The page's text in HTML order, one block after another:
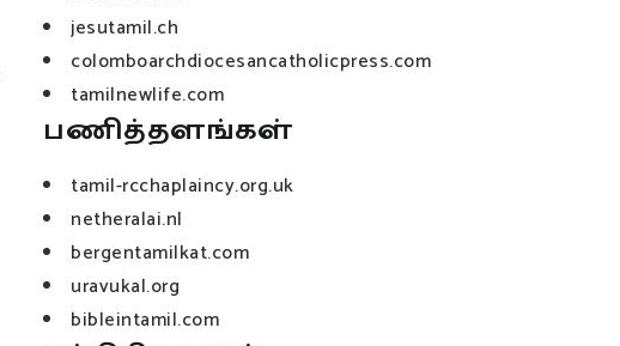
jesutamil.ch
colomboarchdiocesancatholicpress.com
tamilnewlife.com
பணித்தளங்கள்
tamil-rcchaplaincy.org.uk
netheralai.nl
bergentamilkat.com
uravukal.org
bibleintamil.com